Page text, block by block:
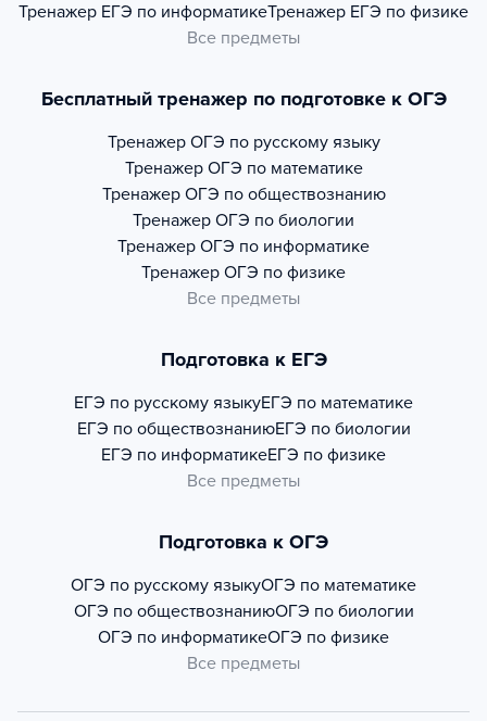
Тренажер ЕГЭ по информатикеТренажер ЕГЭ по физике
Все предметы
Бесплатный тренажер по подготовке к ОГЭ
Тренажер ОГЭ по русскому языку
Тренажер ОГЭ по математике
Тренажер ОГЭ по обществознанию
Тренажер ОГЭ по биологии
Тренажер ОГЭ по информатике
Тренажер ОГЭ по физике
Все предметы
Подготовка к ЕГЭ
ЕГЭ по русскому языкуЕГЭ по математике
ЕГЭ по обществознаниюЕГЭ по биологии
ЕГЭ по информатикеЕГЭ по физике
Все предметы
Подготовка к ОГЭ
ОГЭ по русскому языкуОГЭ по математике
ОГЭ по обществознаниюОГЭ по биологии
ОГЭ по информатикеОГЭ по физике
Все предметы